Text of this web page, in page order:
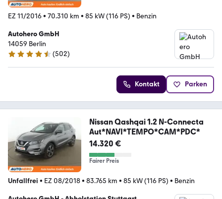
EZ 11/2016• 70.310 km • 85 kW (116 PS) • Benzin
Autohero GmbH
14059 Berlin
4.5 Sterne
(502)
Kontakt Parken
Nissan Qashqai 1.2 N-Connecta
Aut*NAVI*TEMPO*CAM*PDC*
14.320 €
Fairer Preis
Unfallfrei • EZ 08/2018• 83.765 km • 85 kW (116 PS) • Benzin